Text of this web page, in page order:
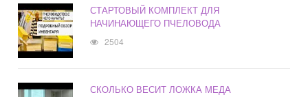
СТАРТОВЫЙ КОМПЛЕКТ ДЛЯ
НАЧИНАЮЩЕГО ПЧЕЛОВОДА
2504
СКОЛЬКО ВЕСИТ ЛОЖКА МЕДА